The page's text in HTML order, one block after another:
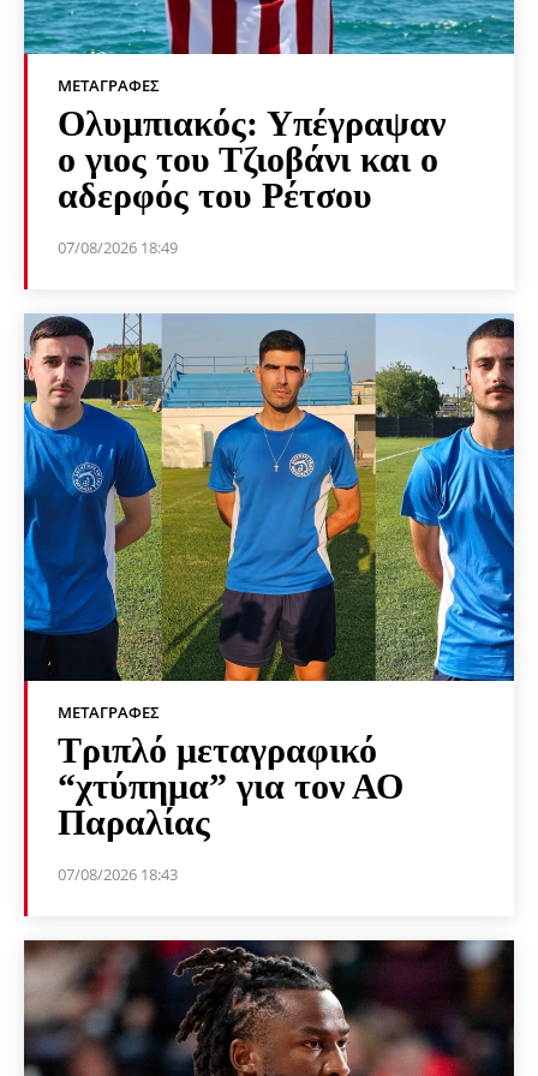
ΜΕΤΑΓΡΑΦΈΣ
Ολυμπιακός: Υπέγραψαν
ο γιος του Τζιοβάνι και ο
αδερφός του Ρέτσου
07/08/2026 18:49
ΜΕΤΑΓΡΑΦΈΣ
Τριπλό μεταγραφικό
“χτύπημα” για τον ΑΟ
Παραλίας
07/08/2026 18:43